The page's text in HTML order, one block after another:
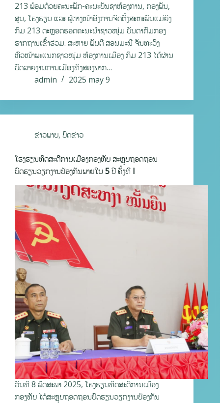
213 ພ້ອມດ້ວຍຄະນະພັກ-ຄະນະບັນຊາຫ້ອງການ, ກອງພັນ,
ສູນ, ໂຮງຮຽນ ແລະ ຜູ້ຕາງໜ້າອົງການຈັດຕັ້ງສະຫະພັນແມ່ຍິງ
ກົມ 213 ຕະຫຼອດຮອດຄະນະນໍາຊາວໜຸ່ມ ບັນດາກົມກອງ
ຮາກຖານເຂົ້າຮ່ວມ. ສະຫາຍ ພັນຕີ ສອນມະນີ ຈັນທະວົງ
ຫົວໜ້າພະແນກຊາວໜຸ່ມ ຫ້ອງການເມືອງ ກົມ 213 ໄດ້ຜ່ານ
ບົດລາຍງານການເມືອງທັງສອງພາກ…
admin
2025 may 9
ຂ່າວພາບ, ບົດຂ່າວ
ໂຮງຮຽນທິດສະດີການເມືອງກອງທັບ ສະຫຼຸບຖອດຖອນ
ບົດຮຽນວຽກງານປ້ອງກັນພາຍໃນ 5 ປີ ຄັ້ງທີ I
ວັນທີ 8 ພຶດສະພາ 2025, ໂຮງຮຽນທິດສະດີການເມືອງ
ກອງທັບ ໄດ້ສະຫຼຸບຖອດຖອນບົດຮຽນວຽກງານປ້ອງກັນ